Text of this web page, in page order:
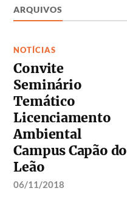
ARQUIVOS
NOTÍCIAS
Convite
Seminário
Temático
Licenciamento
Ambiental
Campus Capão do
Leão
06/11/2018